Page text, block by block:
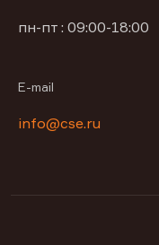
пн-пт : 09:00-18:00
E-mail
info@cse.ru